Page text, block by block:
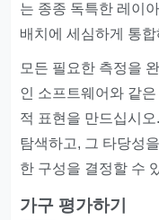
는 종종 독특한 레이
배치에 세심하게 통
모든 필요한 측정을
인 소프트웨어와 같
적 표현을 만드십시
탐색하고, 그 타당성
한 구성을 결정할 수
가구 평가하기